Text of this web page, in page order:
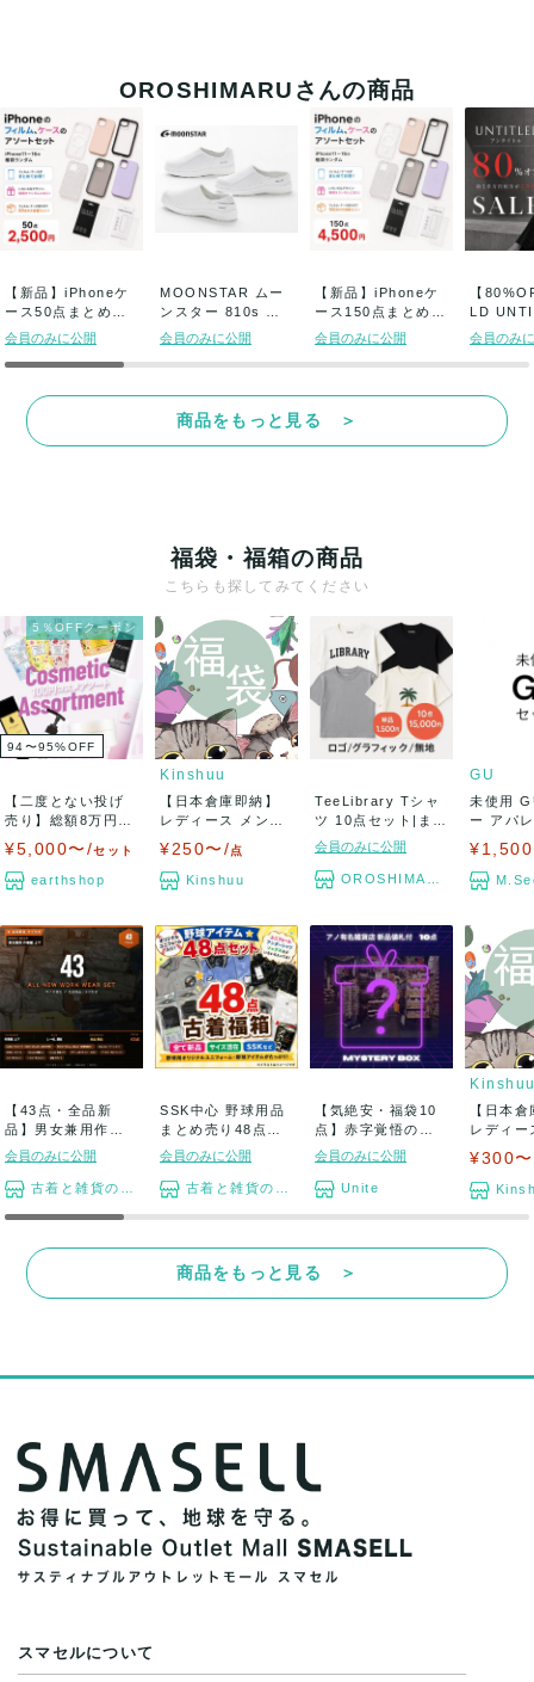
OROSHIMARUさんの商品
【新品】iPhoneケ
ース50点まとめ売
り (1点...
会員のみに公開
MOONSTAR ムー
ンスター 810s シ
ューズ...
会員のみに公開
【新品】iPhoneケ
ース150点まとめ売
り (1...
会員のみに公開
【
LD
ン...
会員のみ
商品をもっと見る ＞
福袋・福箱の商品
こちらも探してみてください
5％OFFクーポン
94〜95%OFF
【二度とない投げ
売り】総額8万円相
¥5,000〜/セット
earthshop
Kinshuu
【日本倉庫即納】
レディース メンズ
べ...
¥250〜/点
Kinshuu
TeeLibrary Tシャ
ツ 10点セット|ま
と...
会員のみに公開
OROSHIMARU
GU
未使用
ー アパ
【43点・全品新
品】男女兼用作業
服 上下 / サイ...
会員のみに公開
古着と雑貨のスタート
SSK中心 野球用品
まとめ売り48点セ
ット 新品 ...
会員のみに公開
古着と雑貨のスタート
【気絶安・福袋10
点】赤字覚悟の大
盤振る舞い【超
会員のみに公開
Unite
【日本
レディース メ
福袋カ
¥300
商品をもっと見る ＞
スマセルについて